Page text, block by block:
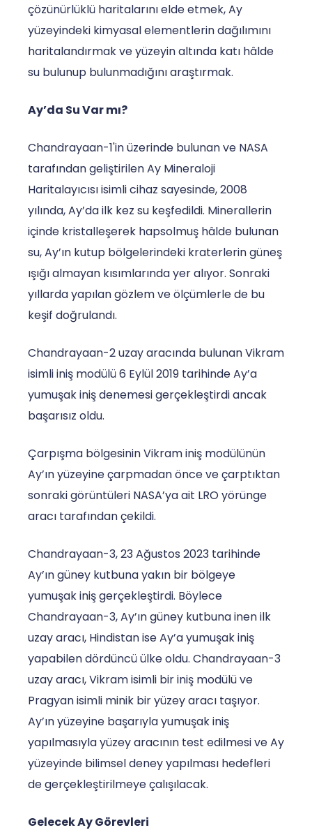
çözünürlüklü haritalarını elde etmek, Ay
yüzeyindeki kimyasal elementlerin dağılımını
haritalandırmak ve yüzeyin altında katı hâlde
su bulunup bulunmadığını araştırmak.
Ay’da Su Var mı?
Chandrayaan-1'in üzerinde bulunan ve NASA
tarafından geliştirilen Ay Mineraloji
Haritalayıcısı isimli cihaz sayesinde, 2008
yılında, Ay’da ilk kez su keşfedildi. Minerallerin
içinde kristalleşerek hapsolmuş hâlde bulunan
su, Ay’ın kutup bölgelerindeki kraterlerin güneş
ışığı almayan kısımlarında yer alıyor. Sonraki
yıllarda yapılan gözlem ve ölçümlerle de bu
keşif doğrulandı.
Chandrayaan-2 uzay aracında bulunan Vikram
isimli iniş modülü 6 Eylül 2019 tarihinde Ay’a
yumuşak iniş denemesi gerçekleştirdi ancak
başarısız oldu.
Çarpışma bölgesinin Vikram iniş modülünün
Ay’ın yüzeyine çarpmadan önce ve çarptıktan
sonraki görüntüleri NASA’ya ait LRO yörünge
aracı tarafından çekildi.
Chandrayaan-3, 23 Ağustos 2023 tarihinde
Ay’ın güney kutbuna yakın bir bölgeye
yumuşak iniş gerçekleştirdi. Böylece
Chandrayaan-3, Ay’ın güney kutbuna inen ilk
uzay aracı, Hindistan ise Ay’a yumuşak iniş
yapabilen dördüncü ülke oldu. Chandrayaan-3
uzay aracı, Vikram isimli bir iniş modülü ve
Pragyan isimli minik bir yüzey aracı taşıyor.
Ay’ın yüzeyine başarıyla yumuşak iniş
yapılmasıyla yüzey aracının test edilmesi ve Ay
yüzeyinde bilimsel deney yapılması hedefleri
de gerçekleştirilmeye çalışılacak.
Gelecek Ay Görevleri